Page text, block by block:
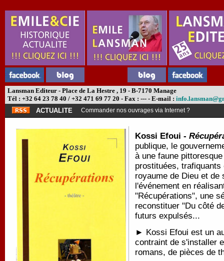
Lansman Editeur - Place de La Hestre , 19 - B-7170 Manage
Tél : +32 64 23 78 40 / +32 471 69 77 20 - Fax : --- - E-mail :
ACTUALITE
Commander nos ouvrages via Internet ?
Kossi Efoui -
publique, le
à une faune
prostituées,
royaume de Dieu et
l'événement en
"Récupérations", une
reconstituer "Du côté
futurs expulsés...
► Kossi Efoui est un
contraint de s'installer
romans, de pièces de